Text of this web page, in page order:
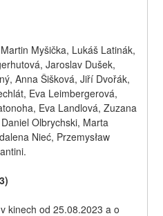
Myšička, Lukáš Latinák,
Jaroslav Dušek,
Anna Šišková, Jiří Dvořák,
Eva Leimbergerová,
Eva Landlová, Zuzana
Olbrychski, Marta
Nieć, Przemysław
kinech od 25.08.2023 a o